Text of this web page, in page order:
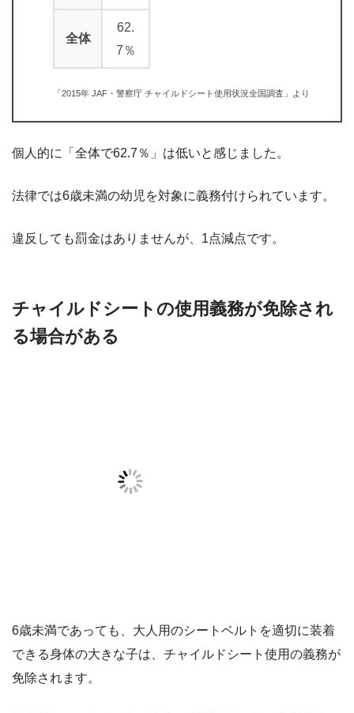
全体
62.
7％
「2015年 JAF・警察庁 チャイルドシート使用状況全国調査」より
個人的に「全体で62.7％」は低いと感じました。
法律では6歳未満の幼児を対象に義務付けられています。
違反しても罰金はありませんが、1点減点です。
チャイルドシートの使用義務が免除され
る場合がある
6歳未満であっても、大人用のシートベルトを適切に装着
できる身体の大きな子は、チャイルドシート使用の義務が
免除されます。